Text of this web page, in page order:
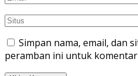
Simpan nama, email, dan
peramban ini untuk